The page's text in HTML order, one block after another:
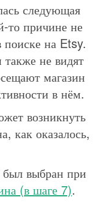
следующая
то причине не
поиске на Etsy.
также не видят
магазин
в нём.
возникнуть
как оказалось,
выбран при
(в шаге 7).